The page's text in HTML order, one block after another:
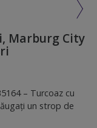
Marburg City
– Turcoaz cu
un strop de